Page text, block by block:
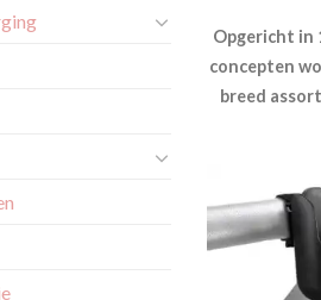
Opgericht in
concepten
breed